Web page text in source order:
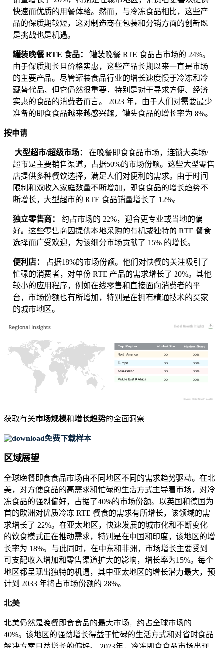
快速而优质的用餐体验。然而，与冷冻食品相比，这些产
品的保质期较短，这对制造商在包装和分销方面的创新既
是挑战也是机遇。
罐装晚餐 RTE 食品： 罐装晚餐 RTE 食品占市场的 24%。
由于保质期长且价格实惠，这些产品长期以来一直是市场
的主要产品。尽管罐装食品行业的增长速度慢于冷冻和冷
藏替代品，但它仍然很重要，特别是对于寻求方便、经济
实惠的食品的消费者而言。 2023 年，由于人们对需要最少
准备的即食食品越来越感兴趣，罐头食品的增长率为 8%。
按申请
大型超市/超级市场： 在晚餐即食食品市场，连锁大卖场/
超市是主要销售渠道，占据50%的市场份额。这些大型零售
店提供多种餐饮选择，满足人们对便利的需求。由于时间
限制和双收入家庭数量不断增加，即食食品的增长趋势不
断增长，大型超市的 RTE 食品销量增长了 12%。
独立零售商： 约占市场的 22%，迎合更专业或当地的偏
好。这些零售商因提供本地采购的有机或独特的 RTE 餐食
选择而广受欢迎，为该细分市场贡献了 15% 的增长。
便利店：
占据18%的市场份额。他们对快餐的关注吸引了
忙碌的消费者，对单份 RTE 产品的需求增长了 20%。其他
较小的应用程序，例如在线零售和直接面向消费者的平
台，市场份额也有所增加，特别是在拥有精通技术的买家
的城市地区。
XX%
XX
XX%
XX
XX%
XX
XX%
XX
获取有关市场规模和增长趋势的全面洞察
免费下载样本
区域展望
全球晚餐即食食品市场由不同地区不同的需求趋势驱动。在北
美，对方便食品的高需求和忙碌的生活方式主导着市场，对冷
冻食品的强烈偏好，占据了40%的市场份额。以英国和德国为
首的欧洲对优质冷冻 RTE 餐食的需求有所增长，该领域的需
求增长了 22%。在亚太地区，快速发展的城市化和不断变化
的饮食模式正在推动需求，特别是在中国和印度，该地区的增
长率为 18%。与此同时，在中东和非洲，市场增长主要受到
可支配收入增加和零售渠道扩大的影响，增长率为15%。每个
地区都呈现出独特的机遇，其中亚太地区的增长潜力最大，预
计到 2033 年将占市场份额的 28%。
北美
北美仍然是晚餐即食食品的最大市场，约占全球市场的
40%。该地区的强劲增长得益于忙碌的生活方式和对省时食品
解决方案日益增长的偏好。 2023年，冷冻即食食品市场出现